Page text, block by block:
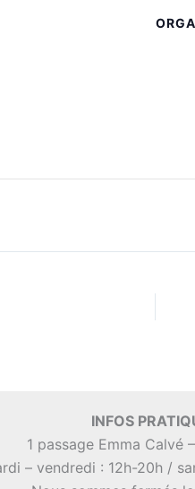
INFOS
1 passage Emma Calvé
– vendredi : 12h-20h /